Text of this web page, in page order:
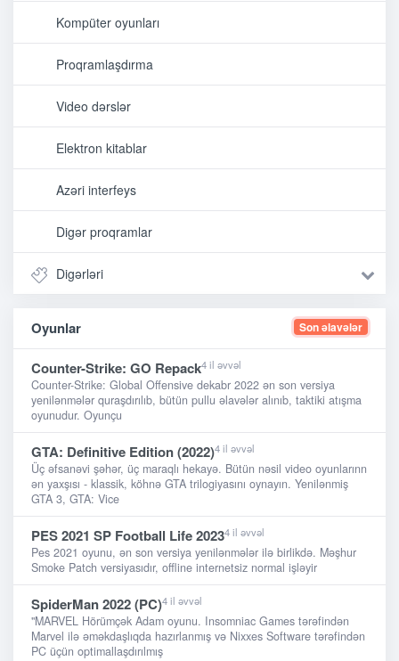
Kompüter oyunları
Proqramlaşdırma
Video dərslər
Elektron kitablar
Azəri interfeys
Digər proqramlar
Digərləri
Oyunlar Son əlavələr
Counter-Strike: GO Repack4 il əvvəl
Counter-Strike: Global Offensive dekabr 2022 ən son versiya
yenilənmələr quraşdırılıb, bütün pullu əlavələr alınıb, taktiki atışma
oyunudur. Oyunçu
GTA: Definitive Edition (2022)4 il əvvəl
Üç əfsanəvi şəhər, üç maraqlı hekayə. Bütün nəsil video oyunlarınn
ən yaxşısı - klassik, köhnə GTA trilogiyasını oynayın. Yenilənmiş
GTA 3, GTA: Vice
PES 2021 SP Football Life 20234 il əvvəl
Pes 2021 oyunu, ən son versiya yenilənmələr ilə birlikdə. Məşhur
Smoke Patch versiyasıdır, offline internetsiz normal işləyir
SpiderMan 2022 (PC)4 il əvvəl
"MARVEL Hörümçək Adam oyunu. Insomniac Games tərəfindən
Marvel ilə əməkdaşlıqda hazırlanmış və Nixxes Software tərəfindən
PC üçün optimallaşdırılmış